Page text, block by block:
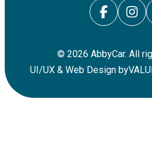
© 2026 AbbyCar. All
UI/UX & Web Design by